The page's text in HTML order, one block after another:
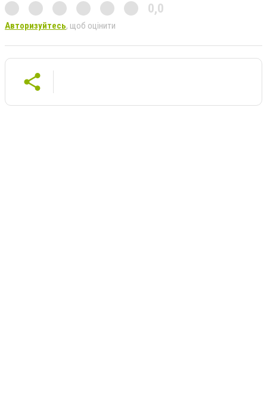
0,0
Авторизуйтесь, щоб оцінити